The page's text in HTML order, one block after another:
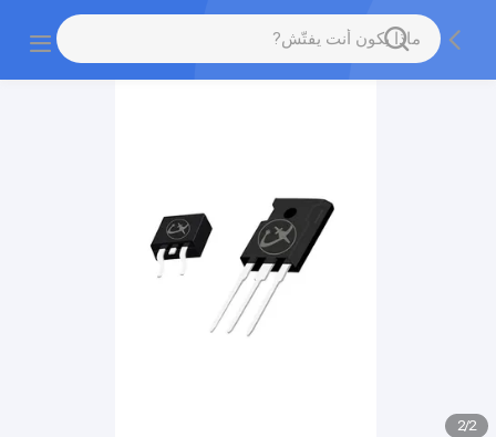
2
/
2